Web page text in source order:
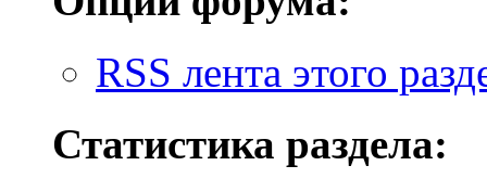
RSS лента этого
Статистика раздела: